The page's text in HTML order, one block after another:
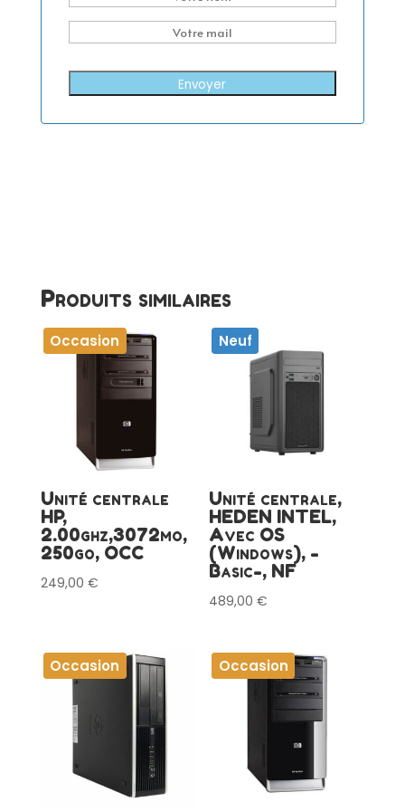
Envoyer
Produits similaires
Occasion
Unité centrale
HP,
2.00ghz,3072mo,
250go, OCC
249,00 €
Neuf
Unité centrale,
HEDEN INTEL,
Avec OS
(Windows), -
Basic-, NF
489,00€
Occasion Occasion